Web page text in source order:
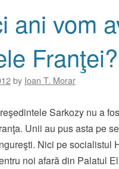
ani vom
Franţei?
by Ioan T. Morar
Sarkozy nu a
Unii au pus asta pe
Nici pe socialistul
noi afară din Palatul